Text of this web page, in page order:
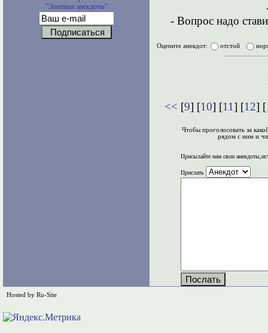
"Элитные анекдоты"
- Вопрос надо
Оцените анекдот: отстой
<< [9] [10] [11] [12] [
Чтобы проголосовать за
рядом с ним и
Присылайте нам свои
Прислать
Hosted by Ru-Site